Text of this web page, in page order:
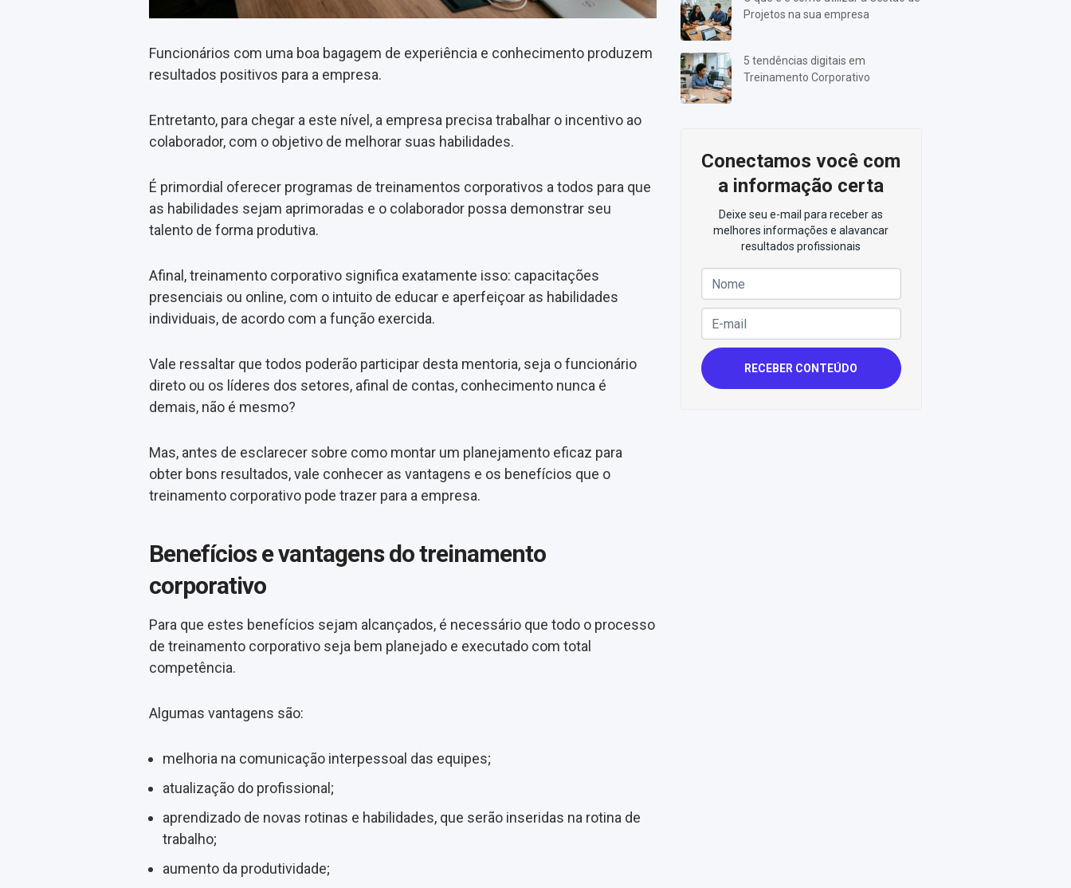
Funcionários com uma boa bagagem de experiência e conhecimento produzem
resultados positivos para a empresa.
Entretanto, para chegar a este nível, a empresa precisa trabalhar o incentivo ao
colaborador, com o objetivo de melhorar suas habilidades.
É primordial oferecer programas de treinamentos corporativos a todos para que
as habilidades sejam aprimoradas e o colaborador possa demonstrar seu
talento de forma produtiva.
Afinal, treinamento corporativo significa exatamente isso: capacitações
presenciais ou online, com o intuito de educar e aperfeiçoar as habilidades
individuais, de acordo com a função exercida.
Vale ressaltar que todos poderão participar desta mentoria, seja o funcionário
direto ou os líderes dos setores, afinal de contas, conhecimento nunca é
demais, não é mesmo?
Mas, antes de esclarecer sobre como montar um planejamento eficaz para
obter bons resultados, vale conhecer as vantagens e os benefícios que o
treinamento corporativo pode trazer para a empresa.
Benefícios e vantagens do treinamento
corporativo
Para que estes benefícios sejam alcançados, é necessário que todo o processo
de treinamento corporativo seja bem planejado e executado com total
competência.
Algumas vantagens são:
melhoria na comunicação interpessoal das equipes;
atualização do profissional;
aprendizado de novas rotinas e habilidades, que serão inseridas na rotina de
trabalho;
aumento da produtividade;
Projetos na sua empresa
5 tendências digitais em
Treinamento Corporativo
Conectamos você com
a informação certa
Deixe seu e-mail para receber as
melhores informações e alavancar
resultados profissionais
RECEBER CONTEÚDO